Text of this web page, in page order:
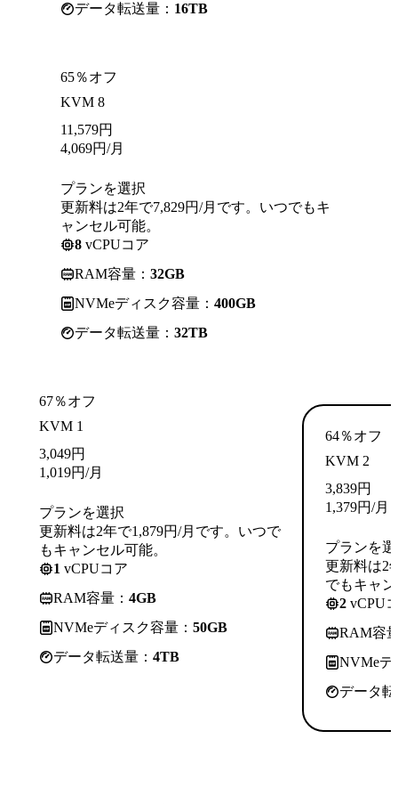
データ転送量： 16TB
65％オフ
KVM 8
11,579円
4,069円/月
プランを選択
更新料は2年で7,829円/月です。いつでもキ
ャンセル可能。
8 vCPUコア
RAM容量： 32GB
NVMeディスク容量： 400GB
データ転送量： 32TB
67％オフ
KVM 1
3,049円
1,019円/月
プランを選択
更新料は2年で1,879円/月です。いつで
もキャンセル可能。
1 vCPUコア
RAM容量： 4GB
NVMeディスク容量： 50GB
データ転送量： 4TB
64％オフ
KVM 2
3,839円
1,379円/月
プランを
更新料は2
でもキャ
2 vCPU
RAM容
NVMeデ
データ